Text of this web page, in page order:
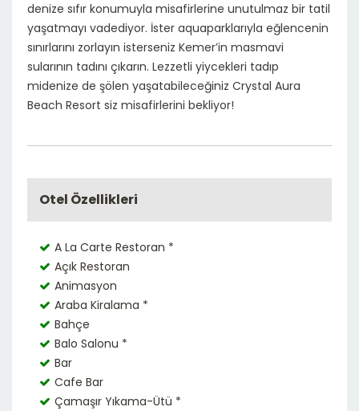
denize sıfır konumuyla misafirlerine unutulmaz bir tatil
yaşatmayı vadediyor. İster aquaparklarıyla eğlencenin
sınırlarını zorlayın isterseniz Kemer’in masmavi
sularının tadını çıkarın. Lezzetli yiycekleri tadıp
midenize de şölen yaşatabileceğiniz Crystal Aura
Beach Resort siz misafirlerini bekliyor!
Otel Özellikleri
A La Carte Restoran *
Açık Restoran
Animasyon
Araba Kiralama *
Bahçe
Balo Salonu *
Bar
Cafe Bar
Çamaşır Yıkama-Ütü *